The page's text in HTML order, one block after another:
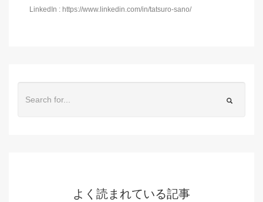
LinkedIn : https://www.linkedin.com/in/tatsuro-sano/
よく読まれている記事